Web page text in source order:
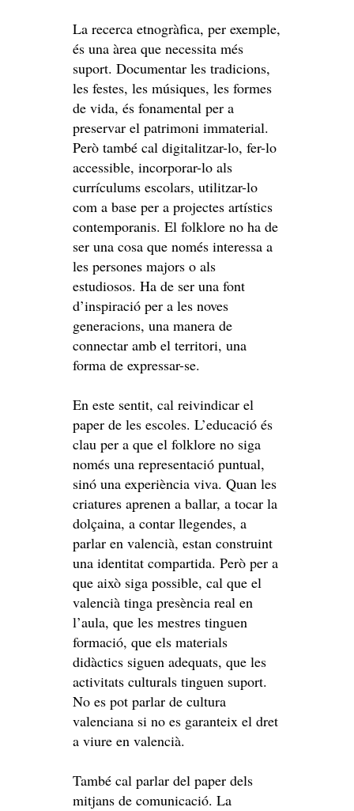
La recerca etnogràfica, per exemple,
és una àrea que necessita més
suport. Documentar les tradicions,
les festes, les músiques, les formes
de vida, és fonamental per a
preservar el patrimoni immaterial.
Però també cal digitalitzar-lo, fer-lo
accessible, incorporar-lo als
currículums escolars, utilitzar-lo
com a base per a projectes artístics
contemporanis. El folklore no ha de
ser una cosa que només interessa a
les persones majors o als
estudiosos. Ha de ser una font
d’inspiració per a les noves
generacions, una manera de
connectar amb el territori, una
forma de expressar-se.
En este sentit, cal reivindicar el
paper de les escoles. L’educació és
clau per a que el folklore no siga
només una representació puntual,
sinó una experiència viva. Quan les
criatures aprenen a ballar, a tocar la
dolçaina, a contar llegendes, a
parlar en valencià, estan construint
una identitat compartida. Però per a
que això siga possible, cal que el
valencià tinga presència real en
l’aula, que les mestres tinguen
formació, que els materials
didàctics siguen adequats, que les
activitats culturals tinguen suport.
No es pot parlar de cultura
valenciana si no es garanteix el dret
a viure en valencià.
També cal parlar del paper dels
mitjans de comunicació. La